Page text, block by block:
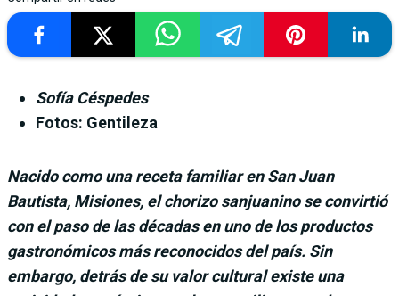
Sofía Céspedes
Fotos: Gentileza
Nacido como una receta familiar en San Juan
Bautista, Misiones, el chorizo sanjuanino se convirtió
con el paso de las décadas en uno de los productos
gastronómicos más reconocidos del país. Sin
embargo, detrás de su valor cultural existe una